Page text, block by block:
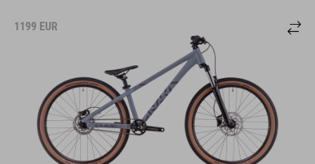
1199 EUR